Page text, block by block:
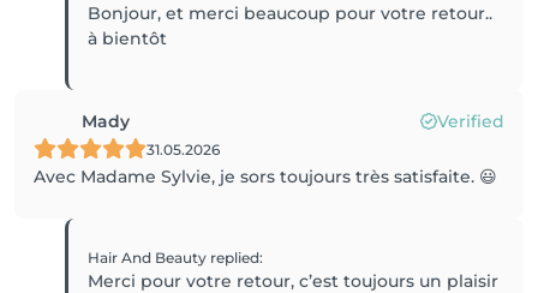
Bonjour, et merci beaucoup pour votre retour..
à bientôt
Mady Verified
31.05.2026
Avec Madame Sylvie, je sors toujours très satisfaite. 😃
Hair And Beauty replied:
Merci pour votre retour, c’est toujours un plaisir